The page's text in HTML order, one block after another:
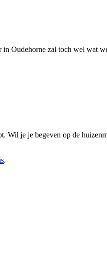
Oudehorne zal toch wel wat
Wil je je begeven op de
.